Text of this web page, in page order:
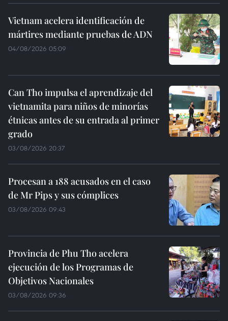
Vietnam acelera identificación de
mártires mediante pruebas de ADN
04/08/2026 05:09
Can Tho impulsa el aprendizaje del
vietnamita para niños de minorías
étnicas antes de su entrada al primer
grado
03/08/2026 20:37
Procesan a 188 acusados en el caso
de Mr Pips y sus cómplices
03/08/2026 09:43
Provincia de Phu Tho acelera
ejecución de los Programas de
Objetivos Nacionales
03/08/2026 09:36